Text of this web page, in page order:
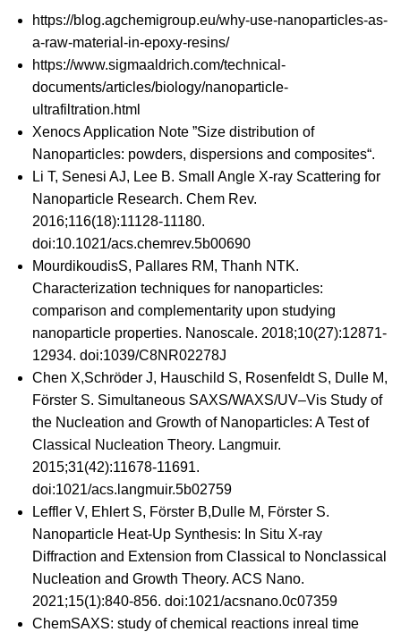
https://blog.agchemigroup.eu/why-use-nanoparticles-as-
a-raw-material-in-epoxy-resins/
https://www.sigmaaldrich.com/technical-
documents/articles/biology/nanoparticle-
ultrafiltration.html
Xenocs Application Note ”Size distribution of
Nanoparticles: powders, dispersions and composites“.
Li T, Senesi AJ, Lee B. Small Angle X-ray Scattering for
Nanoparticle Research. Chem Rev.
2016;116(18):11128-11180.
doi:10.1021/acs.chemrev.5b00690
MourdikoudisS, Pallares RM, Thanh NTK.
Characterization techniques for nanoparticles:
comparison and complementarity upon studying
nanoparticle properties. Nanoscale. 2018;10(27):12871-
12934. doi:1039/C8NR02278J
Chen X,Schröder J, Hauschild S, Rosenfeldt S, Dulle M,
Förster S. Simultaneous SAXS/WAXS/UV–Vis Study of
the Nucleation and Growth of Nanoparticles: A Test of
Classical Nucleation Theory. Langmuir.
2015;31(42):11678-11691.
doi:1021/acs.langmuir.5b02759
Leffler V, Ehlert S, Förster B,Dulle M, Förster S.
Nanoparticle Heat-Up Synthesis: In Situ X-ray
Diffraction and Extension from Classical to Nonclassical
Nucleation and Growth Theory. ACS Nano.
2021;15(1):840-856. doi:1021/acsnano.0c07359
ChemSAXS: study of chemical reactions inreal time